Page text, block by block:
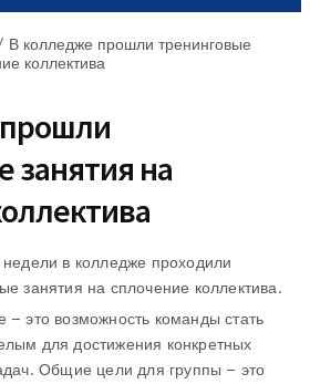
В колледже прошли тренинговые
коллектива
занятия на
в колледже проходили
занятия на сплочение коллектива.
– это возможность команды стать
для достижения конкретных
Общие цели для группы – это